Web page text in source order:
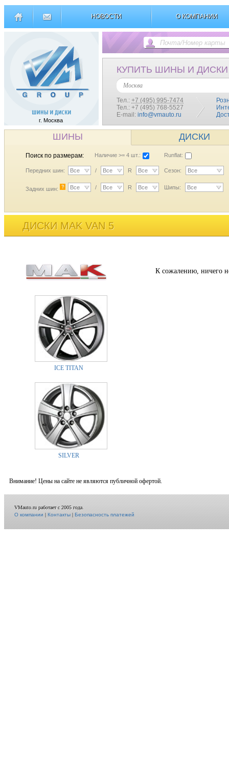
НОВОСТИ О КОМПАНИИ
г. Москва
КУПИТЬ ШИНЫ И ДИСКИ
Москва
Тел.: +7 (495) 995-7474
Тел.: +7 (495) 768-5527
E-mail: info@vmauto.ru
ШИНЫ ДИСКИ
Поиск по размерам: Наличие >= 4 шт.: Runflat:
Передних шин: Все / Все R Все Сезон: Все
Задних шин: ? Все / Все R Все Шипы: Все
ДИСКИ MAK VAN 5
ICE TITAN
SILVER
К сожалению, ничего
Внимание! Цены на сайте не являются публичной офертой.
VMauto.ru работает с 2005 года.
О компании|Контакты|Безопасность платежей